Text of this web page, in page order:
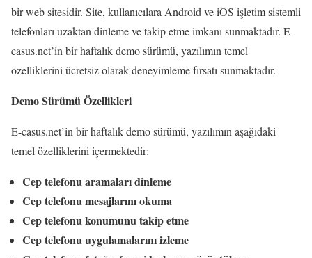
bir web sitesidir. Site, kullanıcılara Android ve iOS işletim sistemli
telefonları uzaktan dinleme ve takip etme imkanı sunmaktadır. E-
casus.net’in bir haftalık demo sürümü, yazılımın temel
özelliklerini ücretsiz olarak deneyimleme fırsatı sunmaktadır.
Demo Sürümü Özellikleri
E-casus.net’in bir haftalık demo sürümü, yazılımın aşağıdaki
temel özelliklerini içermektedir:
Cep telefonu aramaları dinleme
Cep telefonu mesajlarını okuma
Cep telefonu konumunu takip etme
Cep telefonu uygulamalarını izleme